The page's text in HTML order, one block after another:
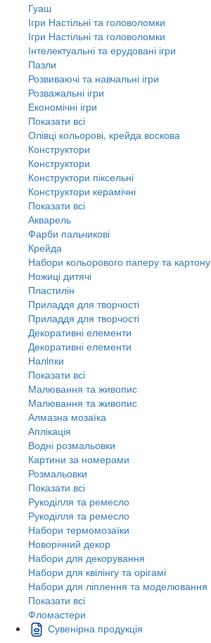
Гуаш
Ігри Настільні та головоломки
Ігри Настільні та головоломки
Інтелектуальні та ерудовані ігри
Пазли
Розвиваючі та навчальні ігри
Розважальні ігри
Економічні ігри
Показати всі
Олівці кольорові, крейда воскова
Конструктори
Конструктори
Конструктори піксельні
Конструктори керамічні
Показати всі
Акварель
Фарби пальчикові
Крейда
Набори кольорового паперу та картону
Ножиці дитячі
Пластилін
Приладдя для творчості
Приладдя для творчості
Декоративні елементи
Декоративні елементи
Налiпки
Показати всі
Малювання та живопис
Малювання та живопис
Алмазна мозаїка
Аплікація
Водні розмальовки
Картини за номерами
Розмальовки
Показати всі
Рукоділля та ремесло
Рукоділля та ремесло
Набори термомозаїки
Новорічний декор
Набори для декорування
Набори для квілінгу та орігамі
Набори для ліплення та моделювання
Показати всі
Фломастери
Сувенірна продукція